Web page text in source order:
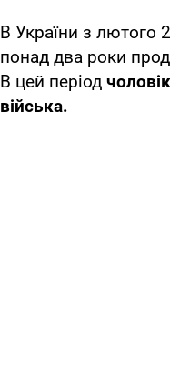
В України з лютого
понад два роки
В цей період
війська.